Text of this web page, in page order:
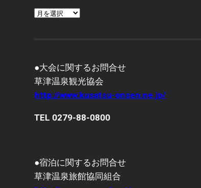
過
去
覧
●大会に関するお問合せ
草津温泉観光協会
http://www.kusatsu-onsen.ne.jp/
TEL 0279-88-0800
●宿泊に関するお問合せ
草津温泉旅館協同組合